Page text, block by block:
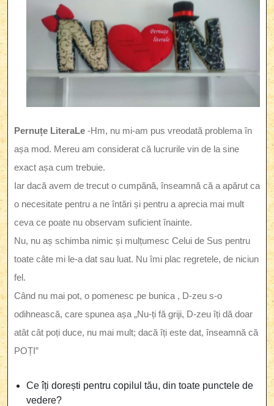
Pernuțe LiteraLe -Hm, nu mi-am pus vreodată problema în
așa mod. Mereu am considerat că lucrurile vin de la sine
exact așa cum trebuie.
Iar dacă avem de trecut o cumpănă, înseamnă că a apărut ca
o necesitate pentru a ne întări și pentru a aprecia mai mult
ceva ce poate nu observam suficient înainte.
Nu, nu aș schimba nimic și mulțumesc Celui de Sus pentru
toate câte mi le-a dat sau luat. Nu îmi plac regretele, de niciun
fel.
Când nu mai pot, o pomenesc pe bunica , D-zeu s-o
odihnească, care spunea așa „Nu-ți fă griji, D-zeu îți dă doar
atât cât poți duce, nu mai mult; dacă îți este dat, înseamnă că
POȚI”
Ce îți dorești pentru copilul tău, din toate punctele de
vedere?